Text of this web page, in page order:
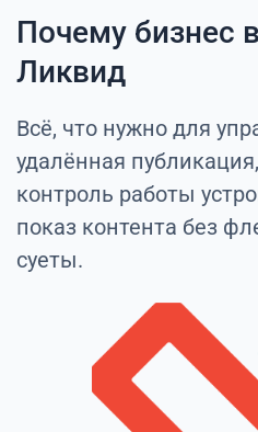
Почему бизнес
Ликвид
Всё, что нужно для
удалённая
контроль работы
показ контента без
суеты.